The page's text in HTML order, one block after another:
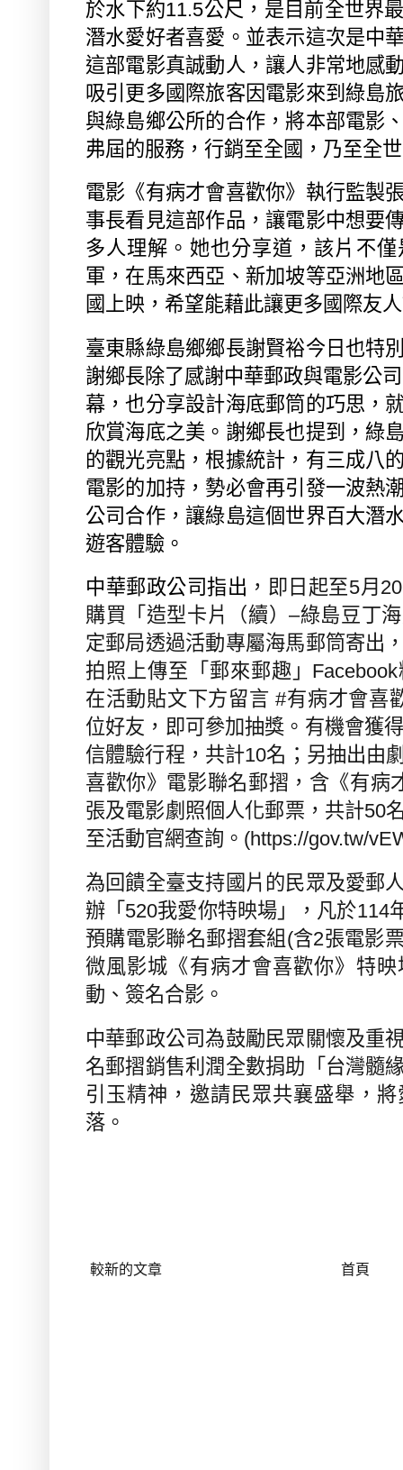
於水下約11.5公尺，是目前全世界
潛水愛好者喜愛。並表示這次是中
這部電影真誠動人，讓人非常地感
吸引更多國際旅客因電影來到綠島
與綠島鄉公所的合作，將本部電影
弗屆的服務，行銷至全國，乃至全
電影《有病才會喜歡你》執行監製
事長看見這部作品，讓電影中想要
多人理解。她也分享道，該片不
軍，在馬來西亞、新加坡等亞洲地
國上映，希望能藉此讓更多國際友
臺東縣綠島鄉鄉長謝賢裕今日也特
謝鄉長除了感謝中華郵政與電影公
幕，也分享設計海底郵筒的巧思，
欣賞海底之美。謝鄉長也提到，綠
的觀光亮點，根據統計，有三成八
電影的加持，勢必會再引發一波熱
公司合作，讓綠島這個世界百大潛
遊客體驗。
中華郵政公司指出 ，即日起至5月 20
購買「造型卡片（續）–綠島豆丁
定郵局透過活動專屬海馬郵筒寄出
拍照上傳至「郵來郵趣」 Facebook
在活動貼文下方留言#有病才會喜
位好友，即可參加抽獎。有機會獲
信體驗行程，共計10名；另抽出由
喜歡你》 電影聯名郵摺，含《有病
張及電影劇照個人化郵票，共計50
至活動官網查詢。 (https://gov.tw/
為回饋全臺支持國片的民眾及愛郵
辦「 520我愛你特映場」，凡於114
預購電影聯名郵摺套組 (含2張電影
微風影城《有病才會喜歡你》特
動、簽名合影。
中華郵政公司為鼓勵民眾關懷及重
名郵摺銷售利潤全數捐助「台灣髓
引玉精神，邀請民眾共襄盛舉，
落。
較新的文章 首頁